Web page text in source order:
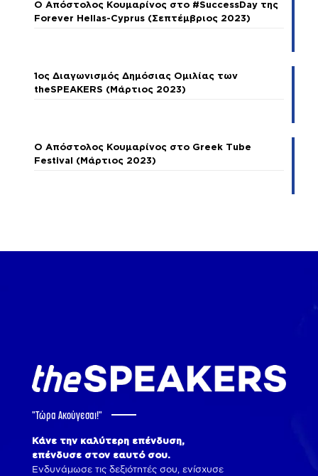
Ο Απόστολος Κουμαρίνος στο #SuccessDay της
Forever Hellas-Cyprus (Σεπτέμβριος 2023)
1ος Διαγωνισμός Δημόσιας Ομιλίας των
theSPEAKERS (Μάρτιος 2023)
Ο Απόστολος Κουμαρίνος στο Greek Tube
Festival (Μάρτιος 2023)
"Tώρα Ακούγεσαι!"
Κάνε την καλύτερη επένδυση,
επένδυσε στον εαυτό σου.
Ενδυνάμωσε τις δεξιότητές σου, ενίσχυσε